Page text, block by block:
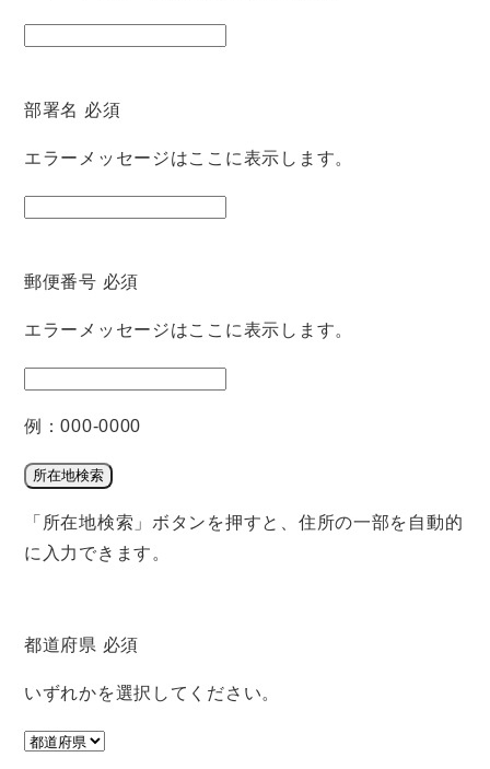
部署名 必須
エラーメッセージはここに表示します。
郵便番号 必須
エラーメッセージはここに表示します。
例：000-0000
所在地検索
「所在地検索」ボタンを押すと、住所の一部を自動的
に入力できます。
都道府県 必須
いずれかを選択してください。